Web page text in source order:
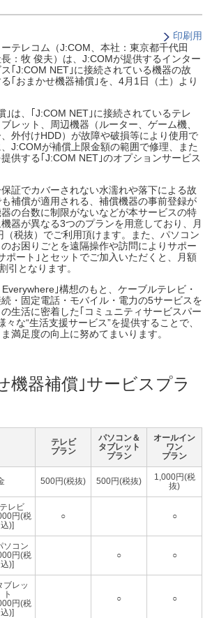
印刷用
テレコム（J:COM、本社：東京都千代田
：牧 俊夫）は、J:COMが提供するインター
｢J:COM NET｣に接続されている機器の故
｢おまかせ機器補償｣を、4月1日（土）より
｣は、｢J:COM NET｣に接続されているテレ
レット、周辺機器（ルーター、ゲーム機、
外付けHDD）が故障や破損等により使用で
J:COMが補償上限金額の範囲で修理、また
供する｢J:COM NET｣のオプションサービス
証でカバーされない水濡れや落下による故
補償が適用される、補償機器の事前登録が
の台数に制限がないなどが本サービスの特
器が異なる3つのプランを用意しており、月
税抜）でご利用頂けます。また、パソコン
お困りごとを遠隔操作や訪問によりサポー
ポート｣とセットでご加入いただくと、月額
引となります。
｣構想のもと、ケーブルテレビ・
・固定電話・モバイル・電力の5サービスを
生活に密着した｢コミュニティサービスパー
々な“生活支援サービス”を提供することで、
満足度の向上に努めてまいります。
機器補償｣サービスプラ
テレビ
プラン
パソコン＆
タブレット
プラン
オールイン
ワン
プラン
500円(税抜) 500円(税抜)
1,000円(税
抜)
テレビ
円(税
込)]
○ ○
ソコン
円(税
込)]
○ ○
ブレッ
ト
円(税
込)]
○ ○